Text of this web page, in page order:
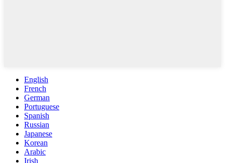
English
French
German
Portuguese
Spanish
Russian
Japanese
Korean
Arabic
Irish